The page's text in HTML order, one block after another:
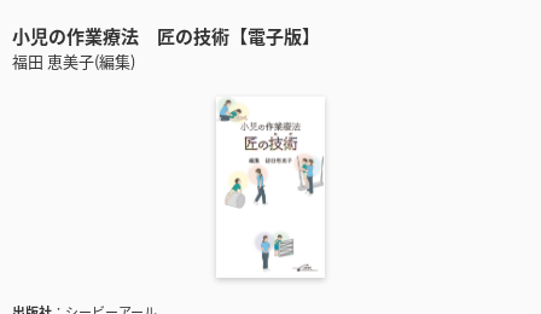
小児の作業療法 匠の技術【電子版】
福田 恵美子(編集)